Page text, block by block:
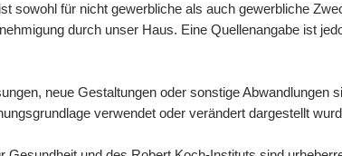
sowohl für nicht gewerbliche als auch gewerbliche
durch unser Haus. Eine Quellenangabe ist
neue Gestaltungen oder sonstige Abwandlungen
verwendet oder verändert dargestellt